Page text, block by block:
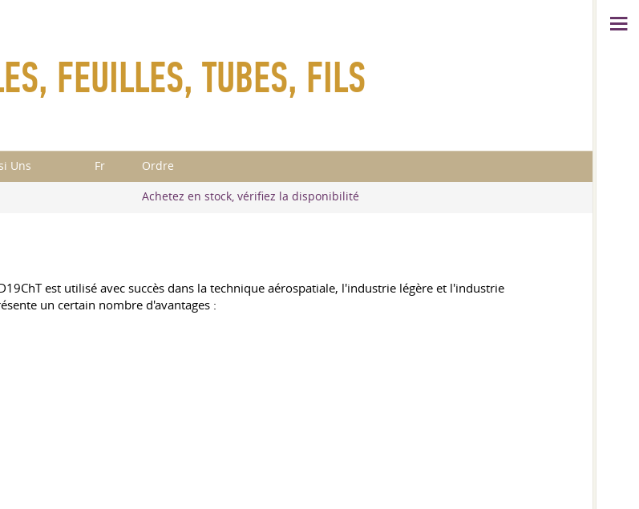
FEUILLES, TUBES, FILS
Uns Fr Ordre
Achetez en stock, vérifiez la disponibilité
est utilisé avec succès dans la technique aérospatiale, l'industrie légère et l'industrie
un certain nombre d'avantages :